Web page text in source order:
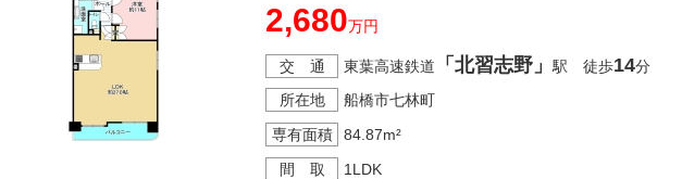
2,680万円
交 通 東葉高速鉄道 「北習志野」 駅 徒歩14分
所在地
船橋市七林町
専有面積
84.87m²
間 取
1LDK